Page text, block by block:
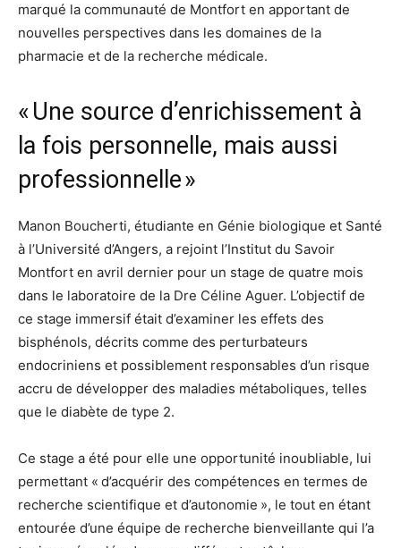
marqué la communauté de Montfort en apportant de
nouvelles perspectives dans les domaines de la
pharmacie et de la recherche médicale.
« Une source d’enrichissement à
la fois personnelle, mais aussi
professionnelle »
Manon Boucherti, étudiante en Génie biologique et Santé
à l’Université d’Angers, a rejoint l’Institut du Savoir
Montfort en avril dernier pour un stage de quatre mois
dans le laboratoire de la Dre Céline Aguer. L’objectif de
ce stage immersif était d’examiner les effets des
bisphénols, décrits comme des perturbateurs
endocriniens et possiblement responsables d’un risque
accru de développer des maladies métaboliques, telles
que le diabète de type 2.
Ce stage a été pour elle une opportunité inoubliable, lui
permettant « d’acquérir des compétences en termes de
recherche scientifique et d’autonomie », le tout en étant
entourée d’une équipe de recherche bienveillante qui l’a